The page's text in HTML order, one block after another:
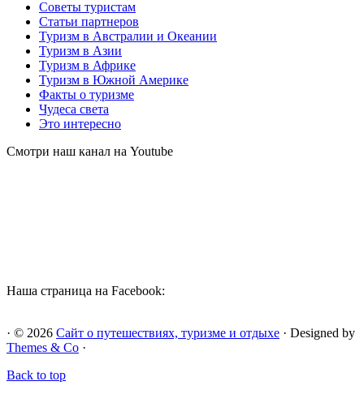
Советы туристам
Статьи партнеров
Туризм в Австралии и Океании
Туризм в Азии
Туризм в Африке
Туризм в Южной Америке
Факты о туризме
Чудеса света
Это интересно
Смотри наш канал на Youtube
Наша страница на Facebook:
· © 2026 Сайт о путешествиях, туризме и отдыхе · Designed by
Themes & Co ·
Back to top